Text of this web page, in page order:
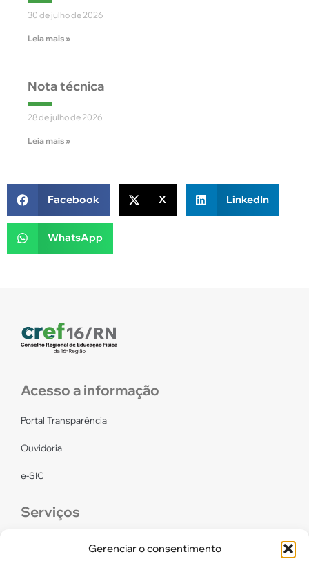
Gerenciar o consentimento
30 de julho de 2026
Leia mais »
Nota técnica
28 de julho de 2026
Leia mais »
Facebook X LinkedIn
WhatsApp
Acesso a informação
Portal Transparência
Ouvidoria
e-SIC
Serviços